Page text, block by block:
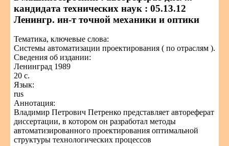
кандидата технических наук : 05.13.12
Ленингр. ин-т точной механики и оптики
Тематика, ключевые слова:
Системы автоматизации проектирования ( по отраслям ).
Сведения об издании:
Ленинград 1989
20 с.
Язык:
rus
Аннотация:
Владимир Петрович Петренко представляет автореферат
диссертации, в котором он разработал методы
автоматизированного проектирования оптимальной
структуры технологических процессов